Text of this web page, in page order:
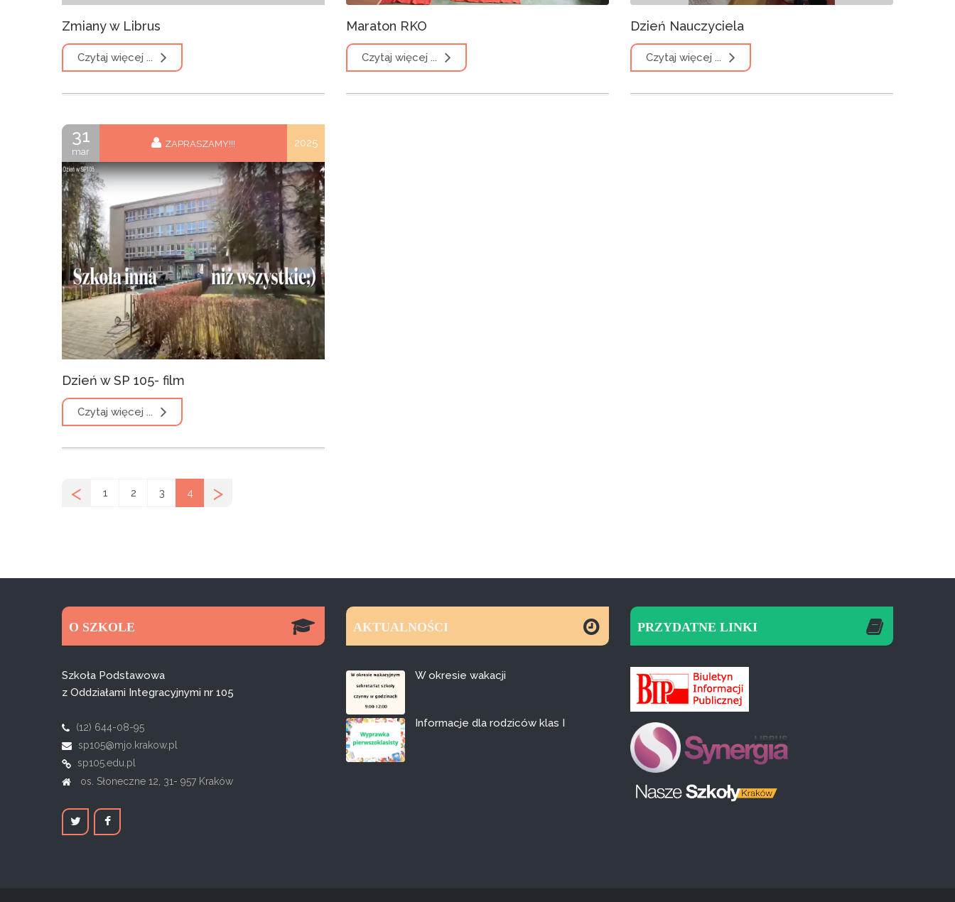
Zmiany w Librus
Czytaj więcej ...
Maraton RKO
Czytaj więcej ...
Dzień Nauczyciela
Czytaj więcej ...
31
mar
ZAPRASZAMY!!! 2025
Dzień w SP 105- film
Czytaj więcej ...
< 1 2 3 4 >
O SZKOLE
Szkoła Podstawowa
z Oddziałami Integracyjnymi nr 105
(12) 644-08-95
sp105@mjo.krakow.pl
sp105.edu.pl
os. Słoneczne 12, 31- 957 Kraków
AKTUALNOŚCI
W okresie wakacji
Informacje dla rodziców klas I
PRZYDATNE LINKI